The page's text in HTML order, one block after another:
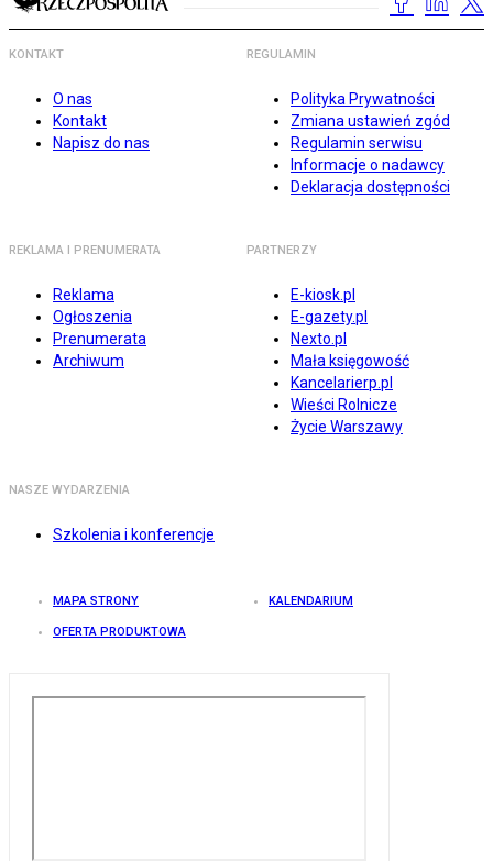
KONTAKT
O nas
Kontakt
Napisz do nas
REGULAMIN
Polityka Prywatności
Zmiana ustawień zgód
Regulamin serwisu
Informacje o nadawcy
Deklaracja dostępności
REKLAMA I PRENUMERATA
Reklama
Ogłoszenia
Prenumerata
Archiwum
PARTNERZY
E-kiosk.pl
E-gazety.pl
Nexto.pl
Mała księgowość
Kancelarierp.pl
Wieści Rolnicze
Życie Warszawy
NASZE WYDARZENIA
Szkolenia i konferencje
MAPA STRONY KALENDARIUM
OFERTA PRODUKTOWA